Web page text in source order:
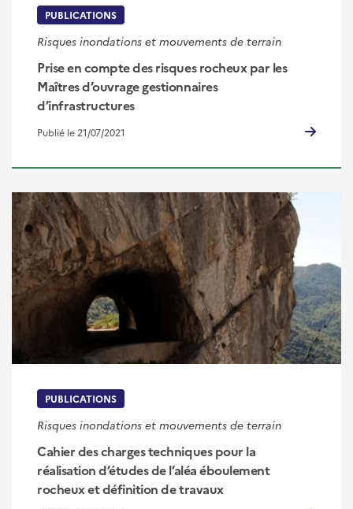
PUBLICATIONS
Risques inondations et mouvements de terrain
Prise en compte des risques rocheux par les
Maîtres d’ouvrage gestionnaires
d’infrastructures
Publié le 21/07/2021
PUBLICATIONS
Risques inondations et mouvements de terrain
Cahier des charges techniques pour la
réalisation d’études de l’aléa éboulement
rocheux et définition de travaux